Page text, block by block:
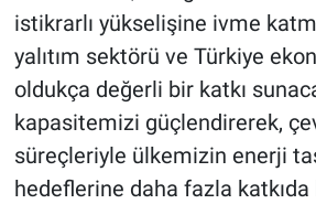
istikrarlı yükselişine ivme
yalıtım sektörü ve Türkiye
oldukça değerli bir katkı
kapasitemizi güçlendirerek,
süreçleriyle ülkemizin enerji
hedeflerine daha fazla